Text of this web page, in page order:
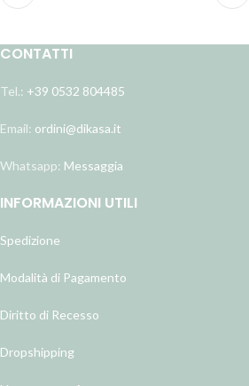
CONTATTI
Tel.: +39 0532 804485
Email: ordini@dikasa.it
Whatsapp: Messaggia
INFORMAZIONI UTILI
Spedizione
Modalità di Pagamento
Diritto di Recesso
Dropshipping